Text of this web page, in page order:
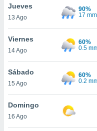
de
cookies
aceptar
Jueves
13 Ago
90%
17 mm
Viernes
14 Ago
60%
0.5
Sábado
15 Ago
60%
0.2
Domingo
16 Ago